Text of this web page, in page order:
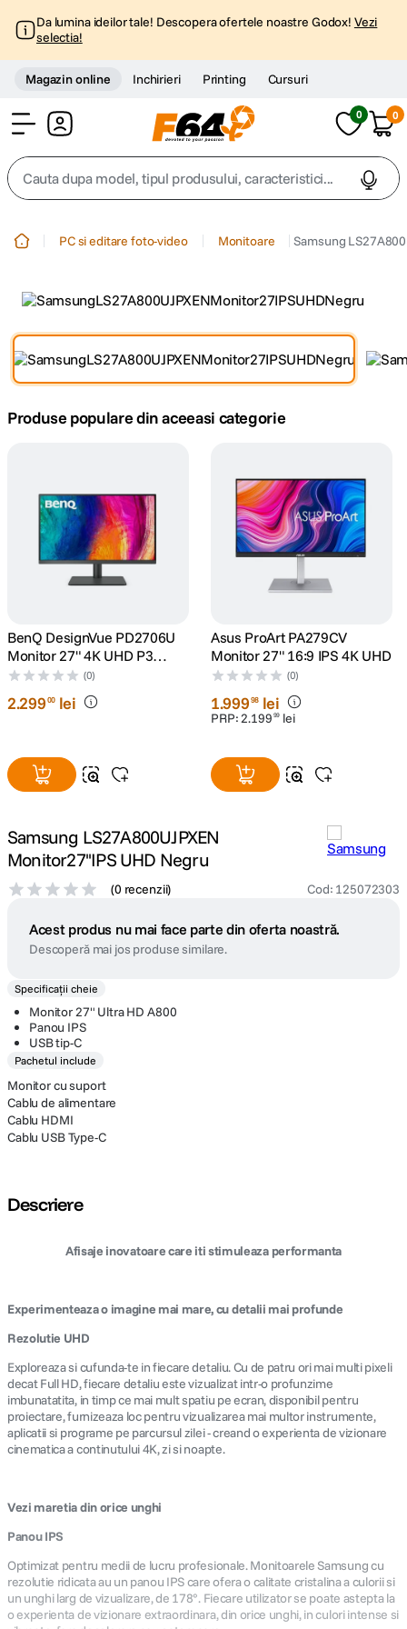
Da lumina ideilor tale! Descopera ofertele noastre Godox! Vezi
selectia!
Magazin online Inchirieri Printing Cursuri
0 0
Cauta dupa model, tipul produsului, caracteristici...
3. trepied telefon
6. lavaliera
7. card memorie
dji mic mini
10. insta 360
PC si editare foto-video Monitoare Samsung
Produse populare din aceeasi categorie
BenQ DesignVue PD2706U
Monitor 27" 4K UHD P3
DisplayHDR 400 USB-C
(0)
2.29900 lei
Asus ProArt PA279CV
Monitor 27" 16:9 IPS 4K UHD
(0)
1.99998 lei
PRP:2.199 99 lei
Samsung LS27A800UJPXEN
Monitor27''IPS UHD Negru
(0 recenzii) Cod: 125072303
Acest produs nu mai face parte din oferta noastră.
Descoperă mai jos produse similare.
Specificații cheie
Monitor 27" Ultra HD A800
Panou IPS
USB tip-C
Pachetul include
Monitor cu suport
Cablu de alimentare
Cablu HDMI
Cablu USB Type-C
Descriere
Afisaje inovatoare care iti stimuleaza performanta
Experimenteaza o imagine mai mare, cu detalii mai profunde
Rezolutie UHD
Exploreaza si cufunda-te in fiecare detaliu. Cu de patru ori mai multi pixeli
decat Full HD, fiecare detaliu este vizualizat intr-o profunzime
imbunatatita, in timp ce mai mult spatiu pe ecran, disponibil pentru
proiectare, furnizeaza loc pentru vizualizarea mai multor instrumente,
aplicatii si programe pe parcursul zilei - creand o experienta de vizionare
cinematica a continutului 4K, zi si noapte.
Vezi maretia din orice unghi
Panou IPS
Optimizat pentru medii de lucru profesionale. Monitoarele Samsung cu
rezolutie ridicata au un panou IPS care ofera o calitate cristalina a culorii si
un unghi larg de vizualizare, de 178°. Fiecare utilizator se poate astepta la
o experienta de vizionare extraordinara, din orice unghi, in culori intense si